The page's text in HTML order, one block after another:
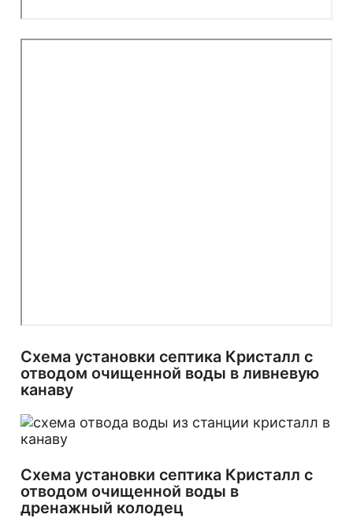
Схема установки септика Кристалл с
отводом очищенной воды в ливневую
канаву
Схема установки септика Кристалл с
отводом очищенной воды в
дренажный колодец